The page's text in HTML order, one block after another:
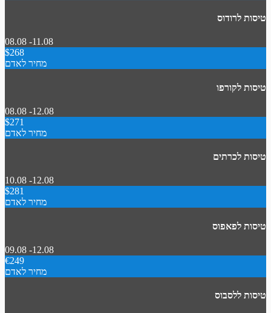
טיסות לרודוס
08.08 -11.08
$268
מחיר לאדם
טיסות לקורפו
08.08 -12.08
$271
מחיר לאדם
טיסות לכרתים
10.08 -12.08
$281
מחיר לאדם
טיסות לפאפוס
09.08 -12.08
€249
מחיר לאדם
טיסות ללסבוס